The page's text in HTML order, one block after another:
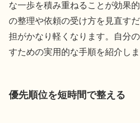
な一歩を積み重ねることが効果
の整理や依頼の受け方を見直す
担がかなり軽くなります。自分
すための実用的な手順を紹介しま
優先順位を短時間で整える